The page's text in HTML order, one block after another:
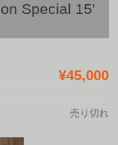
Special 15'
¥45,000
売り切れ